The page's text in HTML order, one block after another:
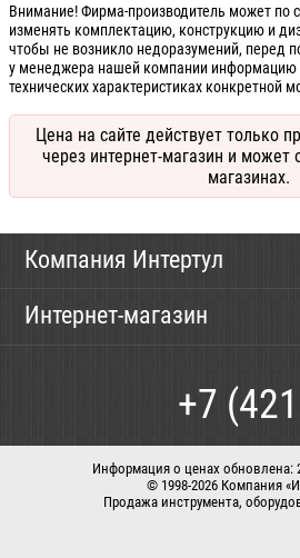
Внимание! Фирма-производитель может по
изменять комплектацию, конструкцию и
чтобы не возникло недоразумений, перед
у менеджера нашей компании информацию
технических характеристиках конкретной
Цена на сайте действует только
через интернет-магазин и может
магазинах.
Компания Интертул
Новости
Интернет-магазин
Доставка
+7
Информация о ценах обновлена:
© 1998-2026 Компания
Продажа инструмента,